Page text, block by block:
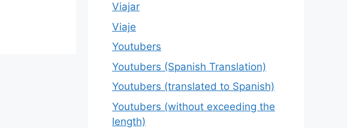
Viajar
Viaje
Youtubers
Youtubers (Spanish Translation)
Youtubers (translated to Spanish)
Youtubers (without exceeding the
length)